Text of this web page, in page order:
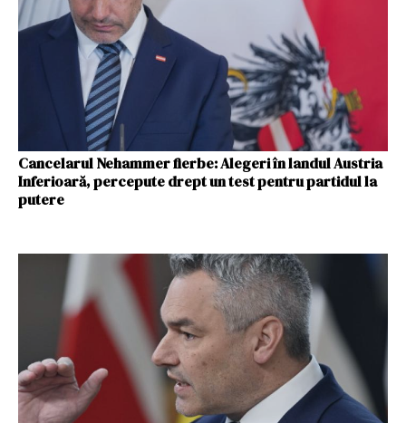
Cancelarul Nehammer fierbe: Alegeri în landul Austria
Inferioară, percepute drept un test pentru partidul la
putere